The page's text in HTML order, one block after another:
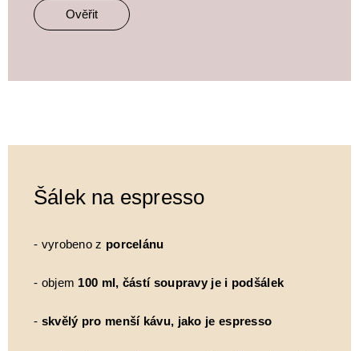
Ověřit
Šálek na espresso
- vyrobeno z porcelánu
- objem 100 ml, částí soupravy je i podšálek
- skvělý pro menší kávu, jako je espresso